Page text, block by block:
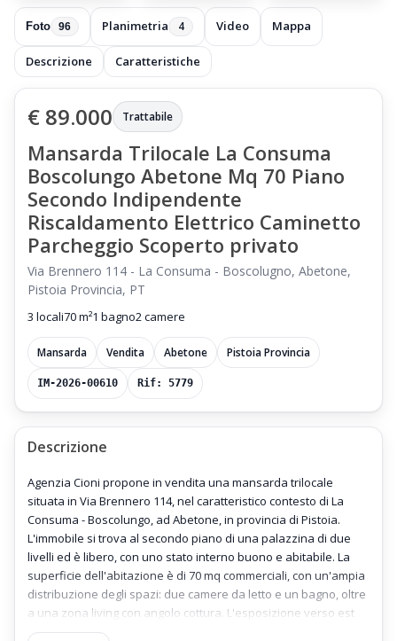
+90 foto
Foto 96 Planimetria 4 Video Mappa
Descrizione Caratteristiche
€ 89.000 Trattabile
Mansarda Trilocale La Consuma
Boscolungo Abetone Mq 70 Piano
Secondo Indipendente
Riscaldamento Elettrico Caminetto
Parcheggio Scoperto privato
Via Brennero 114 - La Consuma - Boscolugno, Abetone,
Pistoia Provincia, PT
3 locali70 m²1 bagno2 camere
Mansarda Vendita Abetone Pistoia Provincia
IM-2026-00610 Rif: 5779
Descrizione
Agenzia Cioni propone in vendita una mansarda trilocale
situata in Via Brennero 114, nel caratteristico contesto di La
Consuma - Boscolungo, ad Abetone, in provincia di Pistoia.
L'immobile si trova al secondo piano di una palazzina di due
livelli ed è libero, con uno stato interno buono e abitabile. La
superficie dell'abitazione è di 70 mq commerciali, con un'ampia
distribuzione degli spazi: due camere da letto e un bagno, oltre
a una zona living con angolo cottura. L'esposizione verso est
favorisce una buona luminosità durante la mattina, creando un